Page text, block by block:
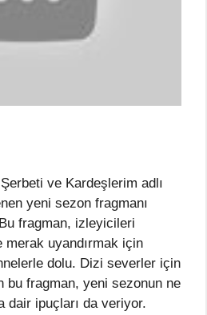
Şerbeti ve Kardeşlerim adlı
yeni sezon fragmanı
fragman, izleyicileri
merak uyandırmak için
dolu. Dizi severler için
bu fragman, yeni sezonun ne
dair ipuçları da veriyor.